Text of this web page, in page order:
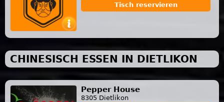
Tisch reservieren
CHINESISCH ESSEN IN DIETLIKON
Pepper House
8305 Dietlikon